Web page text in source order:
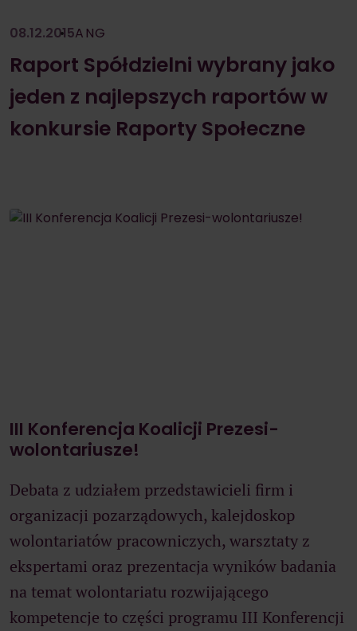
08.12.2015ANG
Raport Spółdzielni wybrany jako
jeden z najlepszych raportów w
konkursie Raporty Społeczne
III Konferencja Koalicji Prezesi-
wolontariusze!
Debata z udziałem przedstawicieli firm i
organizacji pozarządowych, kalejdoskop
wolontariatów pracowniczych, warsztaty z
ekspertami oraz prezentacja wyników badania
na temat wolontariatu rozwijającego
kompetencje to części programu III Konferencji